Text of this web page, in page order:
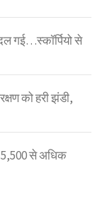
गई…स्कॉर्पियो से
को हरी झंडी,
5,500 से अधिक